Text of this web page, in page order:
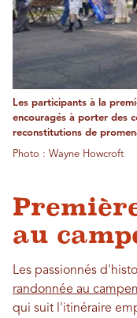
Les participants à la
encouragés à porter des
reconstitutions de
Photo : Wayne Howcroft
au
Les passionnés
randonnée au
qui suit l'itinéraire